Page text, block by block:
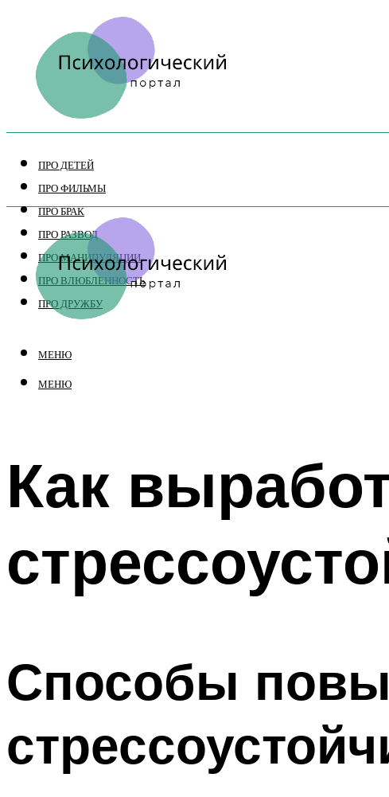
ПРО ДЕТЕЙ
ПРО ФИЛЬМЫ
ПРО БРАК
ПРО РАЗВОД
ПРО МАНИПУЛЯЦИИ
ПРО ВЛЮБЛЕННОСТЬ
ПРО ДРУЖБУ
МЕНЮ
МЕНЮ
Как
Способы